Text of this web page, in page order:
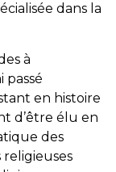
dans la
à
passé
en histoire
d’être élu en
des
religieuses